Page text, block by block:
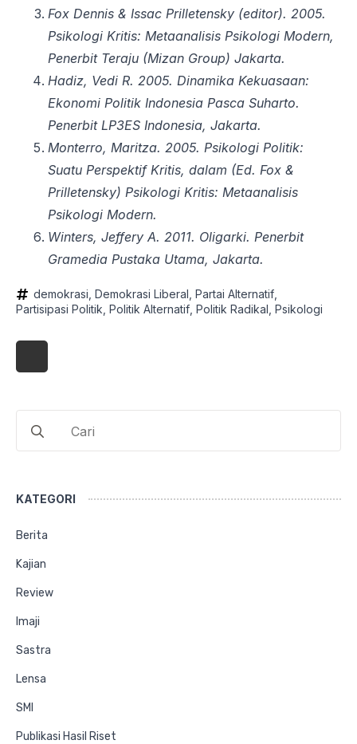
Fox Dennis & Issac Prilletensky (editor). 2005.
Psikologi Kritis: Metaanalisis Psikologi Modern,
Penerbit Teraju (Mizan Group) Jakarta.
Hadiz, Vedi R. 2005. Dinamika Kekuasaan:
Ekonomi Politik Indonesia Pasca Suharto.
Penerbit LP3ES Indonesia, Jakarta.
Monterro, Maritza. 2005. Psikologi Politik:
Suatu Perspektif Kritis, dalam (Ed. Fox &
Prilletensky) Psikologi Kritis: Metaanalisis
Psikologi Modern.
Winters, Jeffery A. 2011. Oligarki. Penerbit
Gramedia Pustaka Utama, Jakarta.
demokrasi Demokrasi Liberal Partai Alternatif
Partisipasi Politik Politik Alternatif Politik Radikal Psikologi
for:
KATEGORI
Berita
Kajian
Review
Imaji
Sastra
Lensa
SMI
Publikasi Hasil Riset